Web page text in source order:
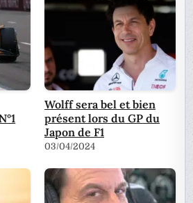
Wolff sera bel et bien
présent lors du GP du
Japon de F1
03/04/2024